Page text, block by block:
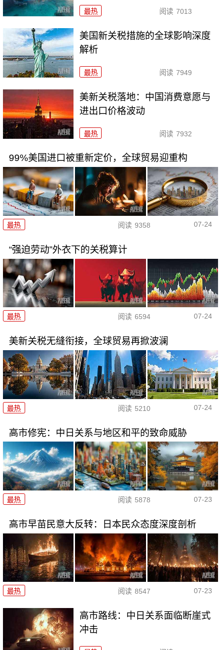
最热 阅读 7013
美国新关税措施的全球影响深度
解析
最热 阅读 7949
美新关税落地：中国消费意愿与
进出口价格波动
最热 阅读 7932
99%美国进口被重新定价，全球贸易迎重构
最热 阅读 9358 07-24
“强迫劳动”外衣下的关税算计
最热 阅读 6594 07-24
美新关税无缝衔接，全球贸易再掀波澜
最热 阅读 5210 07-24
高市修宪：中日关系与地区和平的致命威胁
最热 阅读 5878 07-23
高市早苗民意大反转：日本民众态度深度剖析
最热 阅读 8547 07-23
高市路线：中日关系面临断崖式
冲击